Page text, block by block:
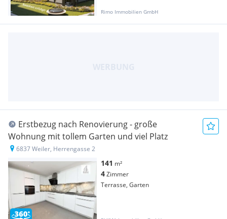
Rimo Immobilien GmbH
Erstbezug nach Renovierung - große
Wohnung mit tollem Garten und viel Platz
6837 Weiler, Herrengasse 2
141 m²
4Zimmer
Terrasse, Garten